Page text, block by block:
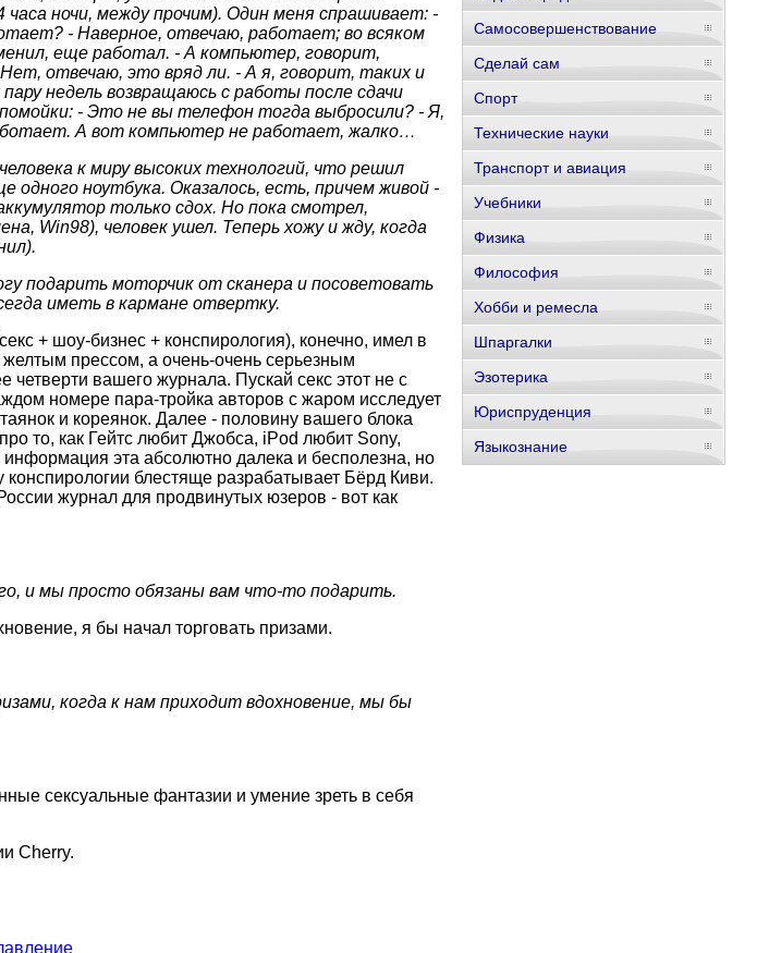
ночи, между прочим). Один меня спрашивает: -
- Наверное, отвечаю, работает; во всяком
еще работал. - А компьютер, говорит,
отвечаю, это вряд ли. - А я, говорит, таких и
недель возвращаюсь с работы после сдачи
- Это не вы телефон тогда выбросили? - Я,
А вот компьютер не работает, жалко…
к миру высоких технологий, что решил
ноутбука. Оказалось, есть, причем живой -
только сдох. Но пока смотрел,
Win98), человек ушел. Теперь хожу и жду, когда
подарить моторчик от сканера и посоветовать
иметь в кармане отвертку.
+ шоу-бизнес + конспирология), конечно, имел в
прессом, а очень-очень серьезным
вашего журнала. Пускай секс этот не с
номере пара-тройка авторов с жаром исследует
и кореянок. Далее - половину вашего блока
то, как Гейтс любит Джобса, iPod любит Sony,
эта абсолютно далека и бесполезна, но
блестяще разрабатывает Бёрд Киви.
журнал для продвинутых юзеров - вот как
и мы просто обязаны вам что-то подарить.
я бы начал торговать призами.
когда к нам приходит вдохновение, мы бы
сексуальные фантазии и умение зреть в себя
Cherry.
Самосовершенствование
Сделай сам
Спорт
Технические науки
Транспорт и авиация
Учебники
Физика
Философия
Хобби и ремесла
Шпаргалки
Эзотерика
Юриспруденция
Языкознание